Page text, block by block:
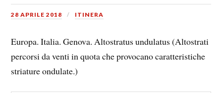
28 APRILE 2018 ITINERA
Europa. Italia. Genova. Altostratus undulatus (Altostrati
percorsi da venti in quota che provocano caratteristiche
striature ondulate.)